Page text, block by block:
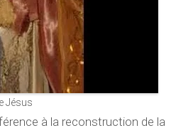
Jésus
à la reconstruction de la